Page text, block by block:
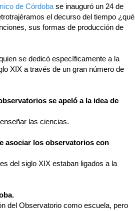
de Córdoba se inauguró un 24 de
el decurso del tiempo ¿qué
sus formas de producción de
se dedicó específicamente a la
XIX a través de un gran número de
se apeló a la idea de
las ciencias.
asociar los observatorios con
del siglo XIX estaban ligados a la
del Observatorio como escuela, pero